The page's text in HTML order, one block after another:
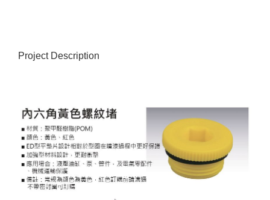
Project Description